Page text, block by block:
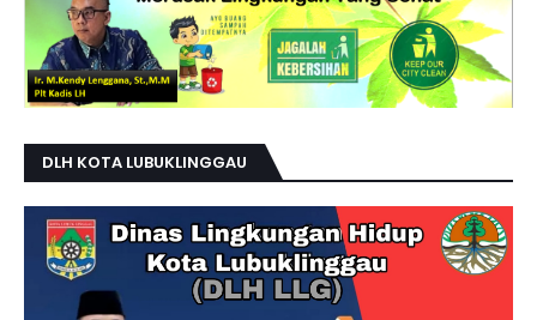
DLH KOTA LUBUKLINGGAU